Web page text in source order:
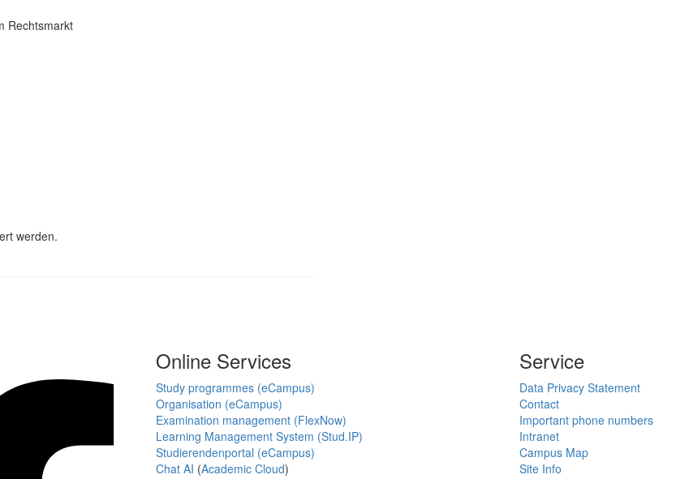
Rechtsmarkt
werden.
Online Services
Study programmes (eCampus)
Organisation (eCampus)
Examination management (FlexNow)
Learning Management System (Stud.IP)
Studierendenportal (eCampus)
Chat AI (Academic Cloud)
Service
Data Privacy Statement
Contact
Important phone numbers
Intranet
Campus Map
Site Info